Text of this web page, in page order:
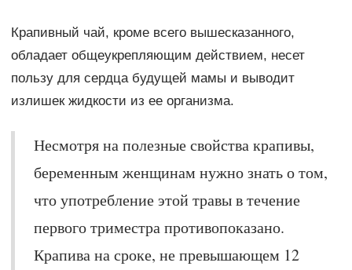
Крапивный чай, кроме всего вышесказанного,
обладает общеукрепляющим действием, несет
пользу для сердца будущей мамы и выводит
излишек жидкости из ее организма.
Несмотря на полезные свойства крапивы,
беременным женщинам нужно знать о том,
что употребление этой травы в течение
первого триместра противопоказано.
Крапива на сроке, не превышающем 12